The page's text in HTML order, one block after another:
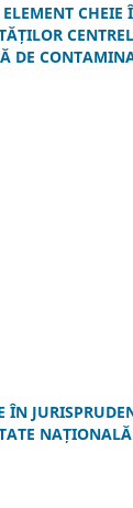
CHEIE
DE
ÎN
NAȚIONALĂ